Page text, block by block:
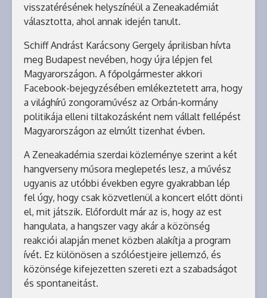
visszatérésének helyszínéül a Zeneakadémiát
választotta, ahol annak idején tanult.
Schiff Andrást Karácsony Gergely áprilisban hívta
meg Budapest nevében, hogy újra lépjen fel
Magyarországon. A főpolgármester akkori
Facebook-bejegyzésében emlékeztetett arra, hogy
a világhírű zongoraművész az Orbán-kormány
politikája elleni tiltakozásként nem vállalt fellépést
Magyarországon az elmúlt tizenhat évben.
A Zeneakadémia szerdai közleménye szerint a két
hangverseny műsora meglepetés lesz, a művész
ugyanis az utóbbi években egyre gyakrabban lép
fel úgy, hogy csak közvetlenül a koncert előtt dönti
el, mit játszik. Előfordult már az is, hogy az est
hangulata, a hangszer vagy akár a közönség
reakciói alapján menet közben alakítja a program
ívét. Ez különösen a szólóestjeire jellemző, és
közönsége kifejezetten szereti ezt a szabadságot
és spontaneitást.